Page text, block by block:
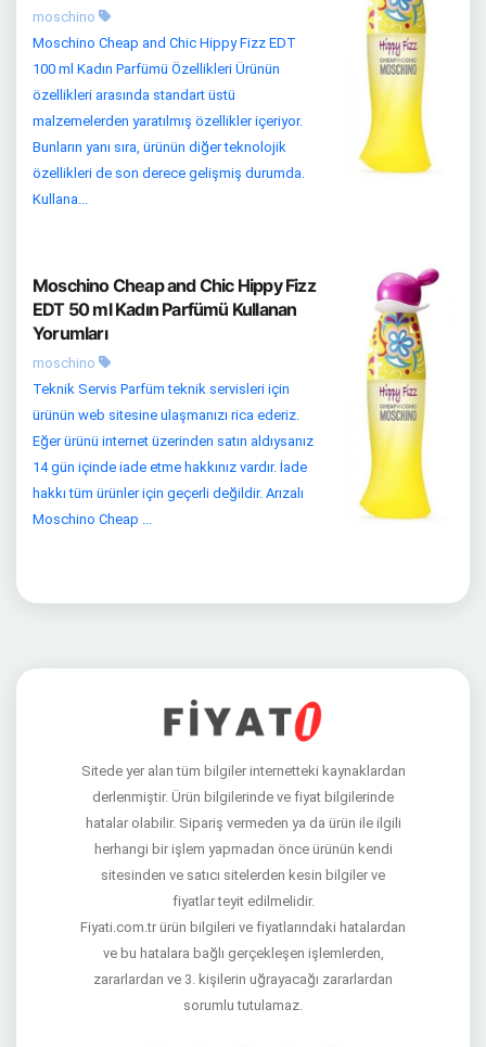
moschino
Moschino Cheap and Chic Hippy Fizz EDT
100 ml Kadın Parfümü Özellikleri Ürünün
özellikleri arasında standart üstü
malzemelerden yaratılmış özellikler içeriyor.
Bunların yanı sıra, ürünün diğer teknolojik
özellikleri de son derece gelişmiş durumda.
Kullana...
Moschino Cheap and Chic Hippy Fizz
EDT 50 ml Kadın Parfümü Kullanan
Yorumları
moschino
Teknik Servis Parfüm teknik servisleri için
ürünün web sitesine ulaşmanızı rica ederiz.
Eğer ürünü internet üzerinden satın aldıysanız
14 gün içinde iade etme hakkınız vardır. İade
hakkı tüm ürünler için geçerli değildir. Arızalı
Moschino Cheap ...
Sitede yer alan tüm bilgiler internetteki kaynaklardan
derlenmiştir. Ürün bilgilerinde ve fiyat bilgilerinde
hatalar olabilir. Sipariş vermeden ya da ürün ile ilgili
herhangi bir işlem yapmadan önce ürünün kendi
sitesinden ve satıcı sitelerden kesin bilgiler ve
fiyatlar teyit edilmelidir.
Fiyati.com.tr ürün bilgileri ve fiyatlarındaki hatalardan
ve bu hatalara bağlı gerçekleşen işlemlerden,
zararlardan ve 3. kişilerin uğrayacağı zararlardan
sorumlu tutulamaz.